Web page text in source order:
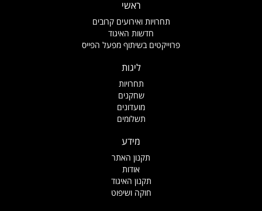
ראשי
תחרויות ואירועים קרובים
חדשות האיגוד
פרוייקטים בשיתוף מפעל הפייס
ליגות
תחרויות
שחקנים
מועדונים
תשלומים
מידע
תקנון האתר
אודות
תקנון האיגוד
חוקה ושיפוט